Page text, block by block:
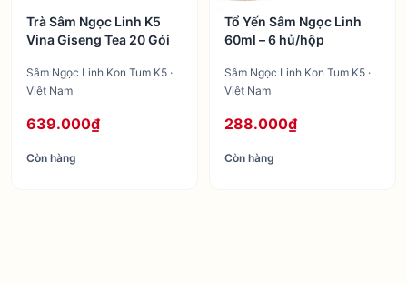
Trà Sâm Ngọc Linh K5
Vina Giseng Tea 20 Gói
Sâm Ngọc Linh Kon Tum K5 ·
Việt Nam
639.000₫
Còn hàng
Tổ Yến Sâm Ngọc Linh
60ml – 6 hủ/hộp
Sâm Ngọc Linh Kon Tum K5 ·
Việt Nam
288.000₫
Còn hàng